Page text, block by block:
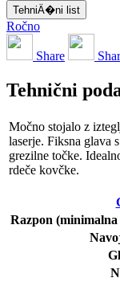
TehniÄ�ni list
Ročno
Share
Tehnični
Močno stojalo z
laserje. Fiksna glava
grezilne točke.
rdeče kovčke.
Razpon